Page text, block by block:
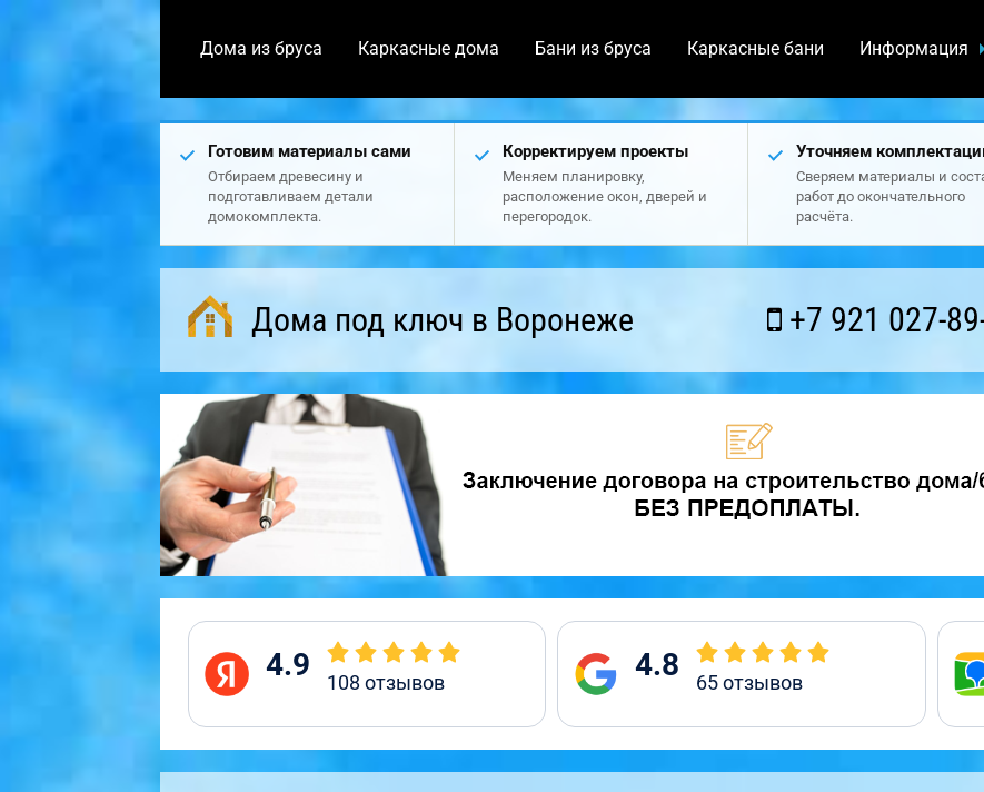
Дома из бруса Каркасные дома Бани из бруса Каркасные бани Информация
Готовим материалы сами
Отбираем древесину и
подготавливаем детали
домокомплекта.
Корректируем проекты
Меняем планировку,
расположение окон, дверей и
перегородок.
Уточняем
Сверяем материалы и
работ до окончательного
расчёта.
Дома под ключ в Воронеже +7 921 027-
4.9 108 отзывов 4.8 65отзывов